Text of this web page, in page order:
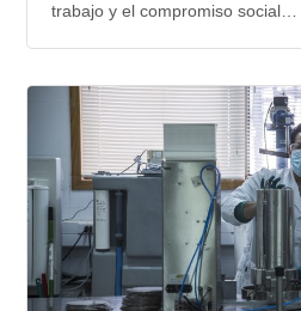
trabajo y el compromiso social…